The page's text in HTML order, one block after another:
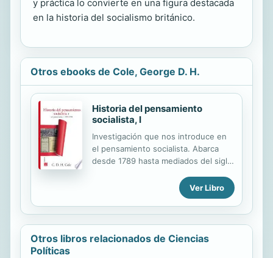
y práctica lo convierte en una figura destacada
en la historia del socialismo británico.
Otros ebooks de Cole, George D. H.
Historia del pensamiento
socialista, I
Investigación que nos introduce en
el pensamiento socialista. Abarca
desde 1789 hasta mediados del siglo
Babeuf y su "conspiración de los
iguales"; a Godwin, Paine y Hall,
iniciadores del pensamiento
discípulos y Fourier y su escuela; a
Ver Libro
Otros libros relacionados de Ciencias
Políticas